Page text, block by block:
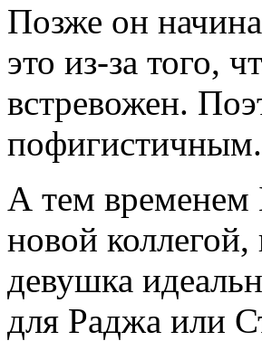
Позже он
это из-за того,
встревожен.
пофигистичным.
А тем временем
новой коллегой,
девушка
для Раджа или